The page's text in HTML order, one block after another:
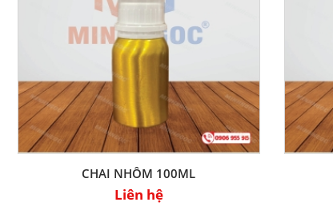
CHAI NHÔM 100ML
Liên hệ